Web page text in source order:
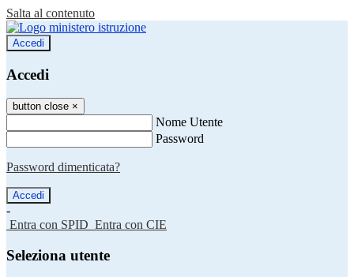
Salta al contenuto
Accedi
Accedi
button close ×
Nome Utente
Password
Password dimenticata?
-
Entra con SPID Entra con CIE
Seleziona utente